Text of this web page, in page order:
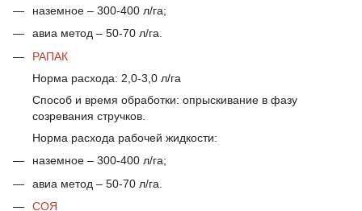
наземное – 300-400 л/га;
авиа метод – 50-70 л/га.
РАПАК
Норма расхода: 2,0-3,0 л/га
Способ и время обработки: опрыскивание в фазу
созревания стручков.
Норма расхода рабочей жидкости:
наземное – 300-400 л/га;
авиа метод – 50-70 л/га.
СОЯ